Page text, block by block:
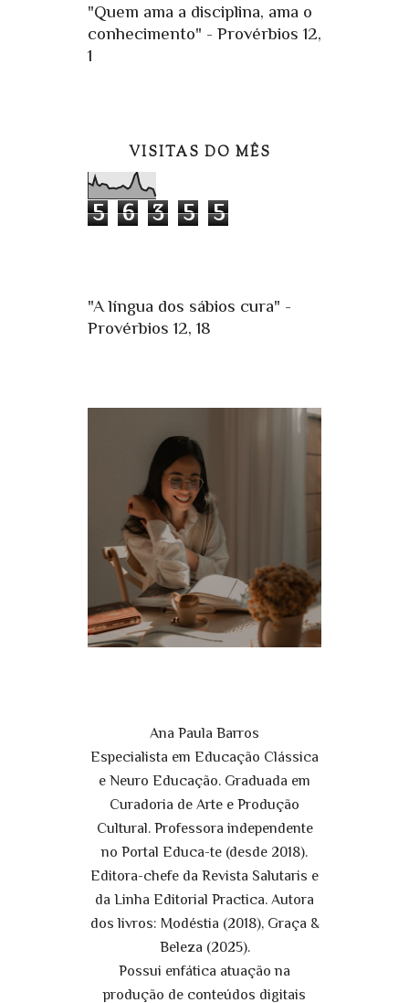
"Quem ama a disciplina, ama o
conhecimento" - Provérbios 12,
1
VISITAS DO MÊS
5 6 3 5 5
"A língua dos sábios cura" -
Provérbios 12, 18
Ana Paula Barros
Especialista em Educação Clássica
e Neuro Educação. Graduada em
Curadoria de Arte e Produção
Cultural. Professora independente
no Portal Educa-te (desde 2018).
Editora-chefe da Revista Salutaris e
da Linha Editorial Practica. Autora
dos livros: Modéstia (2018), Graça &
Beleza (2025).
Possui enfática atuação na
produção de conteúdos digitais